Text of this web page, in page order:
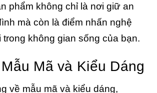
phẩm không chỉ là nơi giữ an
mà còn là điểm nhấn nghệ
trong không gian sống của bạn.
Mã và Kiểu Dáng
về mẫu mã và kiểu dáng,